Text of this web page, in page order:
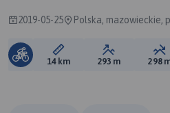
2019-05-25 Polska, mazowieckie,
Długość trasy:
14 km Suma
293 m 298